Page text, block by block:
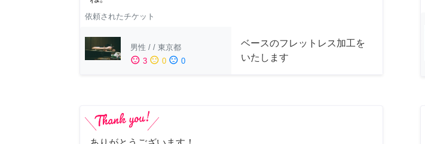
依頼されたチケット
男性 / / 東京都
sentiment_satisfied 3 sentiment_neutral 0 sentiment_dissatisfied 0
ベースのフレットレス加工を
いたします